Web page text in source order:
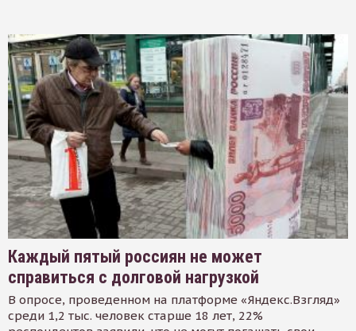
Каждый пятый россиян не может
справиться с долговой нагрузкой
В опросе, проведенном на платформе «Яндекс.Взгляд»
среди 1,2 тыс. человек старше 18 лет, 22%